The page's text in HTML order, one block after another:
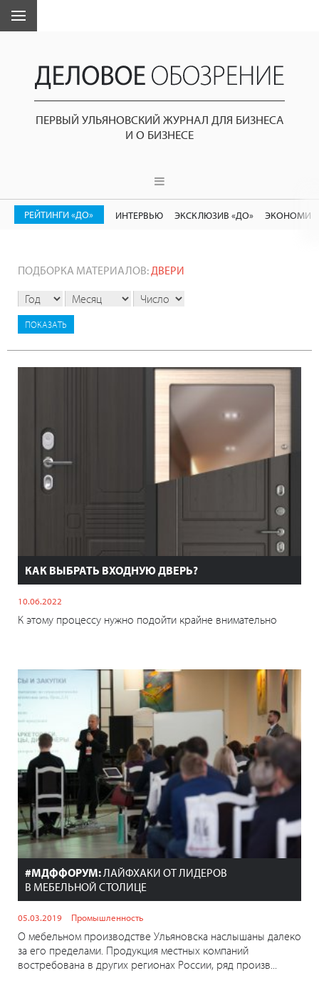
ПЕРВЫЙ УЛЬЯНОВСКИЙ ЖУРНАЛ ДЛЯ БИЗНЕСА
И О БИЗНЕСЕ
РЕЙТИНГИ «ДО» ИНТЕРВЬЮ ЭКСКЛЮЗИВ «ДО»
ПОДБОРКА МАТЕРИАЛОВ: ДВЕРИ
КАК ВЫБРАТЬ ВХОДНУЮ ДВЕРЬ?
10.06.2022
К этому процессу нужно подойти крайне внимательно
#МДФФОРУМ:ЛАЙФХАКИ ОТ ЛИДЕРОВ
В МЕБЕЛЬНОЙ СТОЛИЦЕ
05.03.2019 Промышленность
О мебельном производстве Ульяновска наслышаны далеко
за его пределами. Продукция местных компаний
востребована в других регионах России, ряд произв...